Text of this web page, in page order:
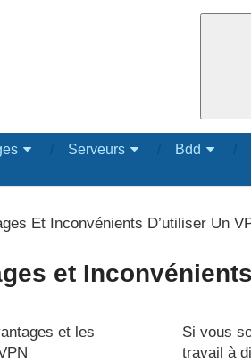
Serveurs Bdd
Et Inconvénients D’utiliser Un
et
Si vous
travail à